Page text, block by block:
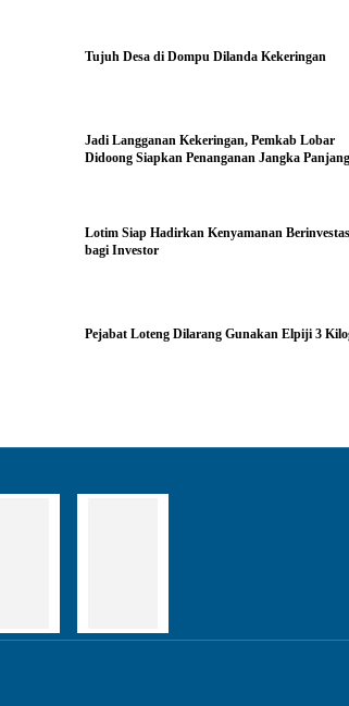
Tujuh Desa di Dompu Dilanda Kekeringan
Jadi Langganan Kekeringan, Pemkab Lobar
Didoong Siapkan Penanganan Jangka Panjang
Lotim Siap Hadirkan Kenyamanan
bagi Investor
Pejabat Loteng Dilarang Gunakan Elpiji 3